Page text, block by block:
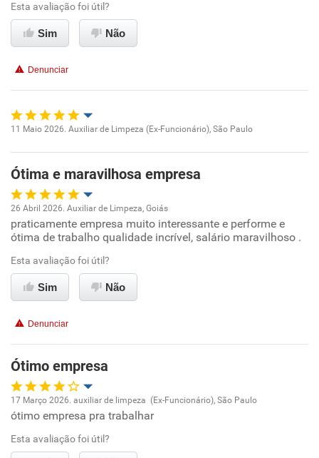
Ambiente de trabalho
Benefícios
Recomenda esta empresa
Esta avaliação foi útil?
Sim Não
Denunciar
Ambiente de trabalho
Conciliação com a vida familiar
Recomenda esta empresa
11 Maio 2026. Auxiliar de Limpeza (Ex-Funcionário), São Paulo
Ótima e maravilhosa empresa
Oportunidade de promoção
Ambiente de trabalho
Conciliação com a vida familiar
Recomenda esta empresa
Recomenda a diretoria
26 Abril 2026. Auxiliar de Limpeza, Goiás
praticamente empresa muito interessante e performe e
ótima de trabalho qualidade incrível, salário maravilhoso .
Esta avaliação foi útil?
Sim Não
Denunciar
Ótimo empresa
Oportunidade de promoção
Ambiente de trabalho
17 Março 2026. auxiliar de limpeza (Ex-Funcionário), São Paulo
ótimo empresa pra trabalhar
Esta avaliação foi útil?